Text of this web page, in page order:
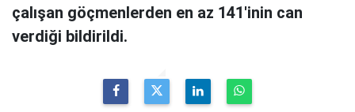
çalışan göçmenlerden en az 141'inin can
verdiği bildirildi.